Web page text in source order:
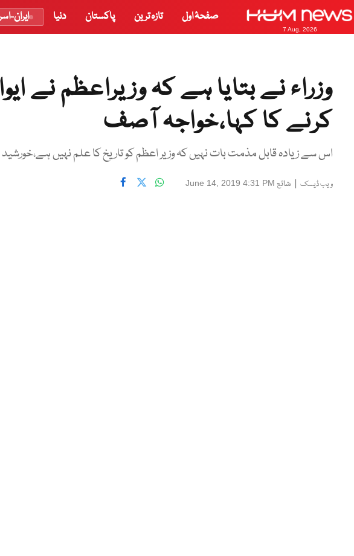
7 Aug, 2026
صفحۂ اول تازہ ترین پاکستان دنیا ایران-
وزراء نے بتایا ہے کہ وزیراعظم نے
کرنے کا کہا،خواجہ آصف
اس سے زیادہ قابل مذمت بات نہیں کہ وزیر اعظم کو تاریخ کا علم نہیں
ویب ڈیسک | شائع June 14, 2019 4:31 PM